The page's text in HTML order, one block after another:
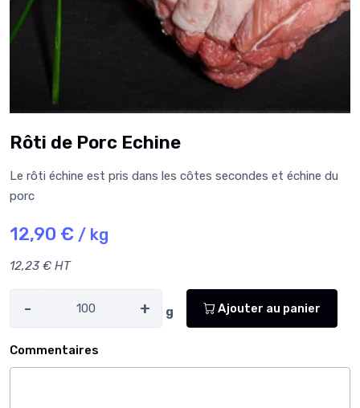
Rôti de Porc Echine
Le rôti échine est pris dans les côtes secondes et échine du
porc
12,90 € / kg
12,23 € HT
- + g Ajouter au panier
Commentaires